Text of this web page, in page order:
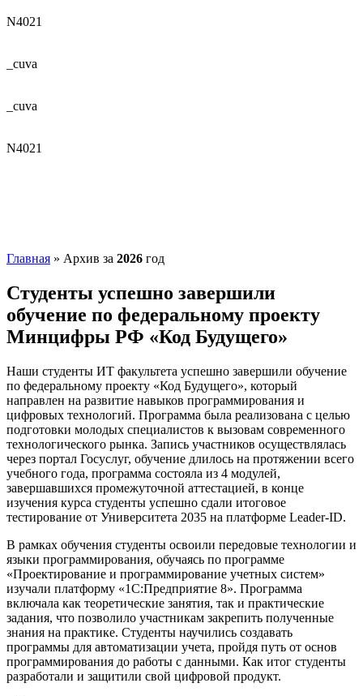
N4021
_cuva
_cuva
N4021
Главная » Архив за 2026 год
Студенты успешно завершили
обучение по федеральному проекту
Минцифры РФ «Код Будущего»
Наши студенты ИТ факультета успешно завершили обучение
по федеральному проекту «Код Будущего», который
направлен на развитие навыков программирования и
цифровых технологий. Программа была реализована с целью
подготовки молодых специалистов к вызовам современного
технологического рынка. Запись участников осуществлялась
через портал Госуслуг, обучение длилось на протяжении всего
учебного года, программа состояла из 4 модулей,
завершавшихся промежуточной аттестацией, в конце
изучения курса студенты успешно сдали итоговое
тестирование от Университета 2035 на платформе Leader-ID.
В рамках обучения студенты освоили передовые технологии и
языки программирования, обучаясь по программе
«Проектирование и программирование учетных систем»
изучали платформу «1С:Предприятие 8». Программа
включала как теоретические занятия, так и практические
задания, что позволило участникам закрепить полученные
знания на практике. Студенты научились создавать
программы для автоматизации учета, пройдя путь от основ
программирования до работы с данными. Как итог студенты
разработали и защитили свой цифровой продукт.